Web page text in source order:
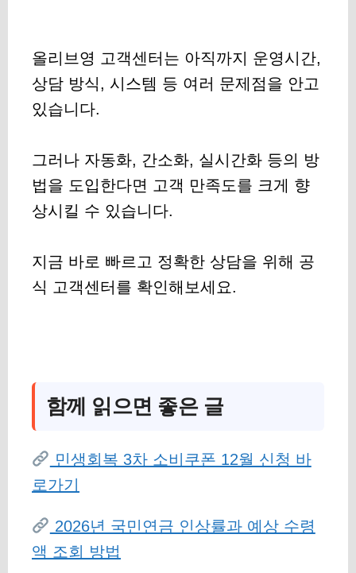
올리브영 고객센터는 아직까지 운영시간,
상담 방식, 시스템 등 여러 문제점을 안고
있습니다.
그러나 자동화, 간소화, 실시간화 등의 방
법을 도입한다면 고객 만족도를 크게 향
상시킬 수 있습니다.
지금 바로 빠르고 정확한 상담을 위해 공
식 고객센터를 확인해보세요.
함께 읽으면 좋은 글
민생회복 3차 소비쿠폰 12월 신청 바
로가기
2026년 국민연금 인상률과 예상 수령
액 조회 방법